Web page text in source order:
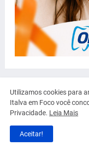
Utilizamos cookies para
Italva em Foco você
Privacidade. Leia Mais
Aceitar!